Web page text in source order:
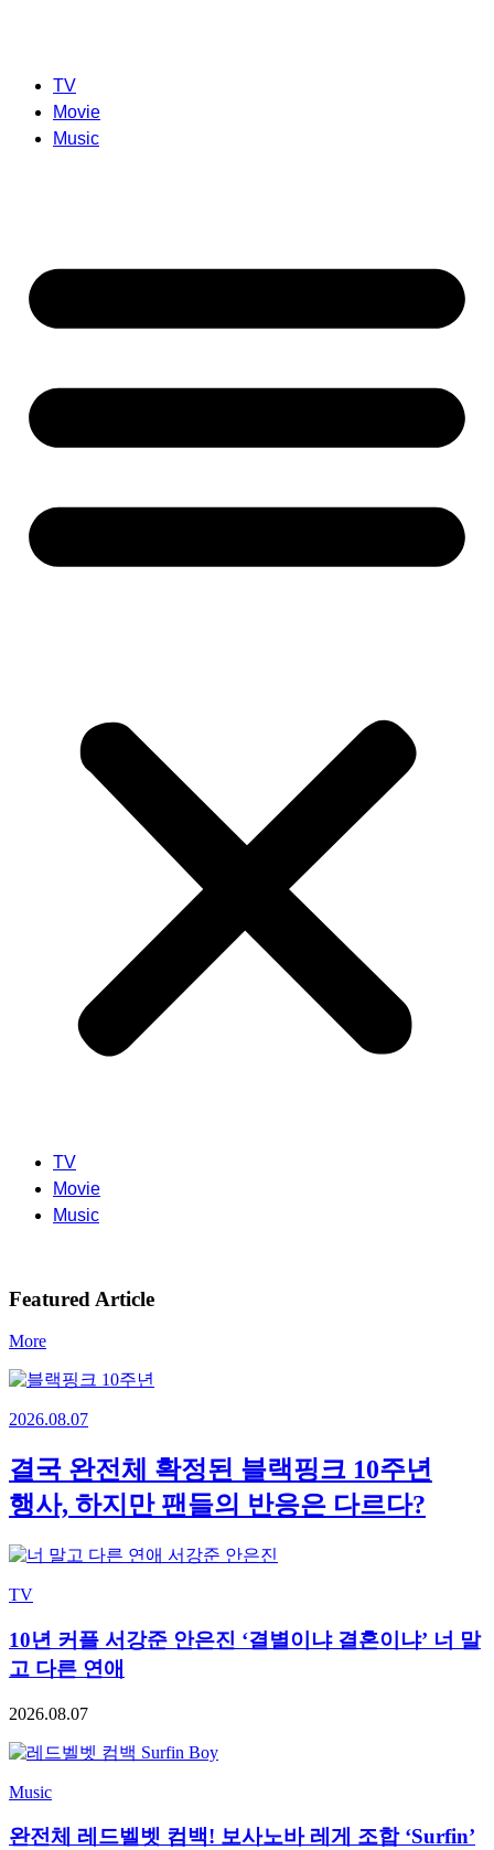
TV
Movie
Music
TV
Movie
Music
Featured Article
More
2026.08.07
결국 완전체 확정된 블랙핑크 10주년
행사, 하지만 팬들의 반응은 다르다?
TV
10년 커플 서강준 안은진 ‘결별이냐 결혼이냐’ 너 말
고 다른 연애
2026.08.07
Music
완전체 레드벨벳 컴백! 보사노바 레게 조합 ‘Surfin’